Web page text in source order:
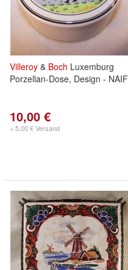
Villeroy & Boch Luxemburg
Porzellan-Dose, Design - NAIF
10,00 €
+ 5,00 € Versand